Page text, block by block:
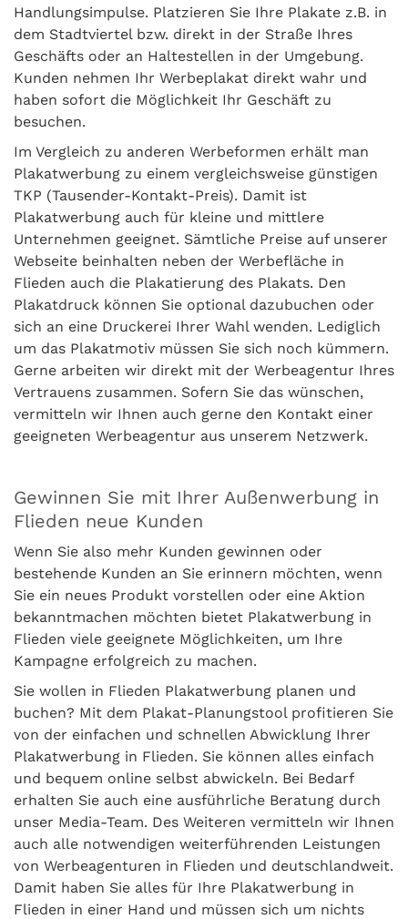
Handlungsimpulse. Platzieren Sie Ihre Plakate z.B. in
dem Stadtviertel bzw. direkt in der Straße Ihres
Geschäfts oder an Haltestellen in der Umgebung.
Kunden nehmen Ihr Werbeplakat direkt wahr und
haben sofort die Möglichkeit Ihr Geschäft zu
besuchen.
Im Vergleich zu anderen Werbeformen erhält man
Plakatwerbung zu einem vergleichsweise günstigen
TKP (Tausender-Kontakt-Preis). Damit ist
Plakatwerbung auch für kleine und mittlere
Unternehmen geeignet. Sämtliche Preise auf unserer
Webseite beinhalten neben der Werbefläche in
Flieden auch die Plakatierung des Plakats. Den
Plakatdruck können Sie optional dazubuchen oder
sich an eine Druckerei Ihrer Wahl wenden. Lediglich
um das Plakatmotiv müssen Sie sich noch kümmern.
Gerne arbeiten wir direkt mit der Werbeagentur Ihres
Vertrauens zusammen. Sofern Sie das wünschen,
vermitteln wir Ihnen auch gerne den Kontakt einer
geeigneten Werbeagentur aus unserem Netzwerk.
Gewinnen Sie mit Ihrer Außenwerbung in
Flieden neue Kunden
Wenn Sie also mehr Kunden gewinnen oder
bestehende Kunden an Sie erinnern möchten, wenn
Sie ein neues Produkt vorstellen oder eine Aktion
bekanntmachen möchten bietet Plakatwerbung in
Flieden viele geeignete Möglichkeiten, um Ihre
Kampagne erfolgreich zu machen.
Sie wollen in Flieden Plakatwerbung planen und
buchen? Mit dem Plakat-Planungstool profitieren Sie
von der einfachen und schnellen Abwicklung Ihrer
Plakatwerbung in Flieden. Sie können alles einfach
und bequem online selbst abwickeln. Bei Bedarf
erhalten Sie auch eine ausführliche Beratung durch
unser Media-Team. Des Weiteren vermitteln wir Ihnen
auch alle notwendigen weiterführenden Leistungen
von Werbeagenturen in Flieden und deutschlandweit.
Damit haben Sie alles für Ihre Plakatwerbung in
Flieden in einer Hand und müssen sich um nichts